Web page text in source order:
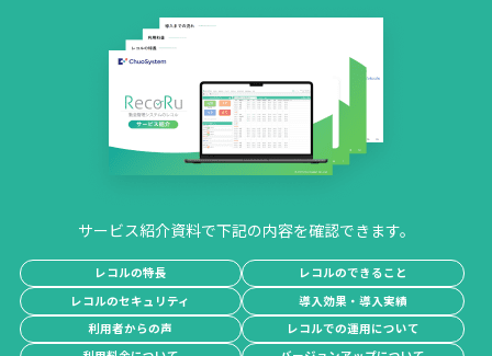
サービス紹介資料で下記の内容を確認できます。
レコルの特長
レコルのできること
レコルのセキュリティ
導入効果・導入実績
利用者からの声
レコルでの運用について